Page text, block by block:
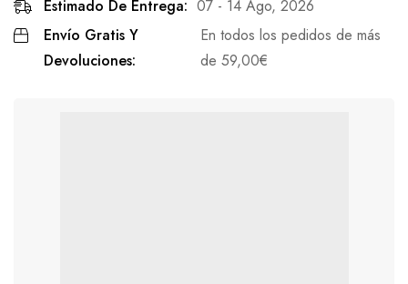
Estimado De Entrega: 07 - 14 Ago, 2026
Envío Gratis Y
Devoluciones:
En todos los pedidos de más
de 59,00€